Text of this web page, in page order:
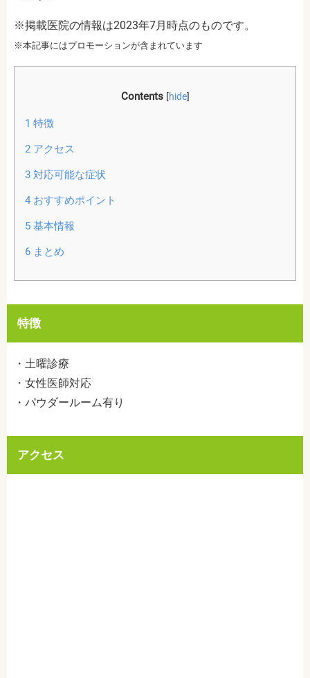
※掲載医院の情報は2023年7月時点のものです。
※本記事にはプロモーションが含まれています
Contents [hide]
1 特徴
2アクセス
3対応可能な症状
4おすすめポイント
5基本情報
6まとめ
特徴
・土曜診療
・女性医師対応
・パウダールーム有り
アクセス